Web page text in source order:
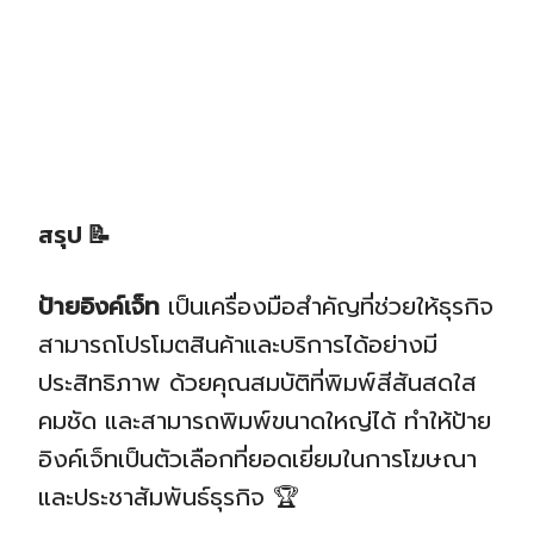
สรุป 📝
ป้ายอิงค์เจ็ท เป็นเครื่องมือสำคัญที่ช่วยให้ธุรกิจ
สามารถโปรโมตสินค้าและบริการได้อย่างมี
ประสิทธิภาพ ด้วยคุณสมบัติที่พิมพ์สีสันสดใส
คมชัด และสามารถพิมพ์ขนาดใหญ่ได้ ทำให้ป้าย
อิงค์เจ็ทเป็นตัวเลือกที่ยอดเยี่ยมในการโฆษณา
และประชาสัมพันธ์ธุรกิจ 🏆